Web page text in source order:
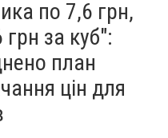
по 7,6 грн,
грн за куб":
план
цін для